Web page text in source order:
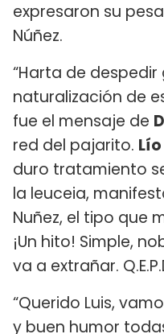
expresaron su
Núñez.
“Harta de
naturalización de
fue el mensaje de
red del pajarito.
duro tratamiento
la leuceia,
Nuñez, el tipo que
¡Un hito! Simple,
va a extrañar.
“Querido Luis,
y buen humor